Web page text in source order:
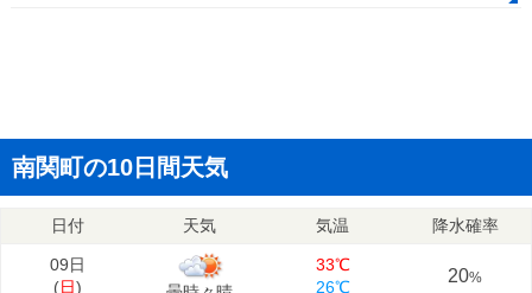
南関町の10日間天気
日付 天気 気温 降水確率
09日
(日)
33℃
26℃
20%